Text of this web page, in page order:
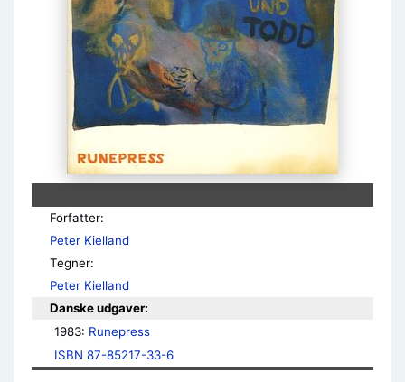
Forfatter:
Peter Kielland
Tegner:
Peter Kielland
Danske udgaver:
1983: Runepress
ISBN 87-85217-33-6